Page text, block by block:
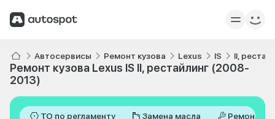
Автосервисы Ремонт кузова Lexus IS II,
Ремонт кузова Lexus IS II, рестайлинг (2008-
2013)
ТО по регламенту Замена масла Ремонт